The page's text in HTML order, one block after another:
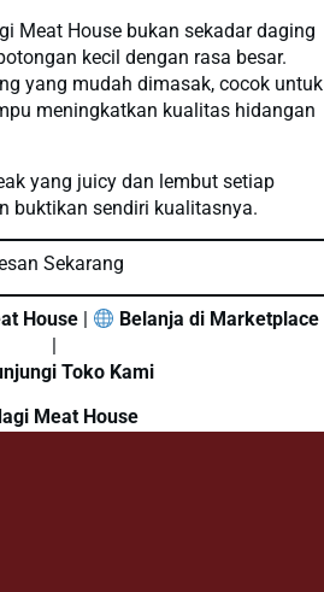
Meat House bukan sekadar daging
kecil dengan rasa besar.
yang mudah dimasak, cocok untuk
meningkatkan kualitas hidangan
yang juicy dan lembut setiap
buktikan sendiri kualitasnya.
Sekarang
House
Belanja di Marketplace
Toko Kami
Meat House